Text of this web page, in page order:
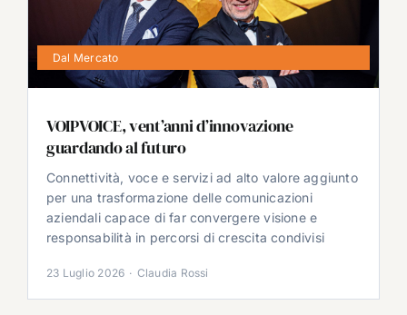
Dal Mercato
VOIPVOICE, vent’anni d’innovazione
guardando al futuro
Connettività, voce e servizi ad alto valore aggiunto
per una trasformazione delle comunicazioni
aziendali capace di far convergere visione e
responsabilità in percorsi di crescita condivisi
23 Luglio 2026 · Claudia Rossi